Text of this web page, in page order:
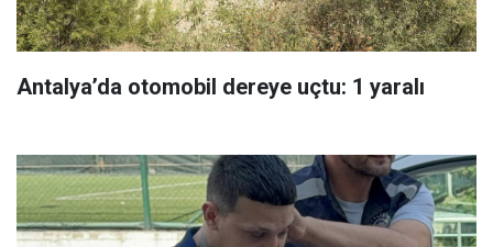
Antalya’da otomobil dereye uçtu: 1 yaralı